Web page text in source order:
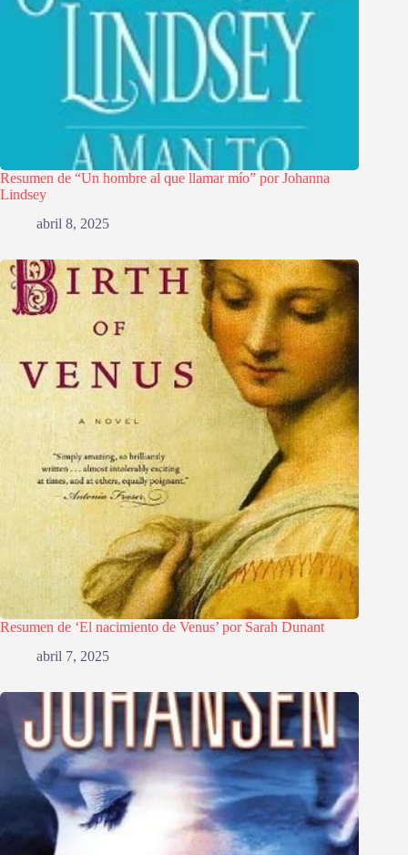
Resumen de “Un hombre al que llamar mío” por Johanna
Lindsey
abril 8, 2025
Resumen de ‘El nacimiento de Venus’ por Sarah Dunant
abril 7, 2025